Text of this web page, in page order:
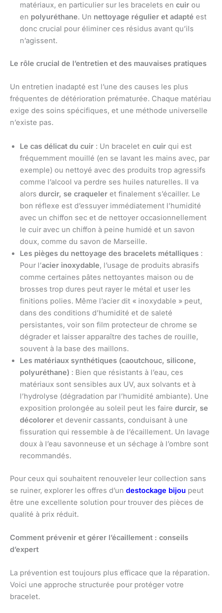
matériaux, en particulier sur les bracelets en cuir ou
en polyuréthane. Un nettoyage régulier et adapté est
donc crucial pour éliminer ces résidus avant qu’ils
n’agissent.
Le rôle crucial de l’entretien et des mauvaises pratiques
Un entretien inadapté est l’une des causes les plus
fréquentes de détérioration prématurée. Chaque matériau
exige des soins spécifiques, et une méthode universelle
n’existe pas.
Le cas délicat du cuir : Un bracelet en cuir qui est
fréquemment mouillé (en se lavant les mains avec, par
exemple) ou nettoyé avec des produits trop agressifs
comme l’alcool va perdre ses huiles naturelles. Il va
alors durcir, se craqueler et finalement s’écailler. Le
bon réflexe est d’essuyer immédiatement l’humidité
avec un chiffon sec et de nettoyer occasionnellement
le cuir avec un chiffon à peine humidé et un savon
doux, comme du savon de Marseille.
Les pièges du nettoyage des bracelets métalliques :
Pour l’acier inoxydable, l’usage de produits abrasifs
comme certaines pâtes nettoyantes maison ou de
brosses trop dures peut rayer le métal et user les
finitions polies. Même l’acier dit « inoxydable » peut,
dans des conditions d’humidité et de saleté
persistantes, voir son film protecteur de chrome se
dégrader et laisser apparaître des taches de rouille,
souvent à la base des maillons.
Les matériaux synthétiques (caoutchouc, silicone,
polyuréthane) : Bien que résistants à l’eau, ces
matériaux sont sensibles aux UV, aux solvants et à
l’hydrolyse (dégradation par l’humidité ambiante). Une
exposition prolongée au soleil peut les faire durcir, se
décolorer et devenir cassants, conduisant à une
fissuration qui ressemble à de l’écaillement. Un lavage
doux à l’eau savonneuse et un séchage à l’ombre sont
recommandés.
Pour ceux qui souhaitent renouveler leur collection sans
se ruiner, explorer les offres d’un destockage bijou peut
être une excellente solution pour trouver des pièces de
qualité à prix réduit.
Comment prévenir et gérer l’écaillement : conseils
d’expert
La prévention est toujours plus efficace que la réparation.
Voici une approche structurée pour protéger votre
bracelet.